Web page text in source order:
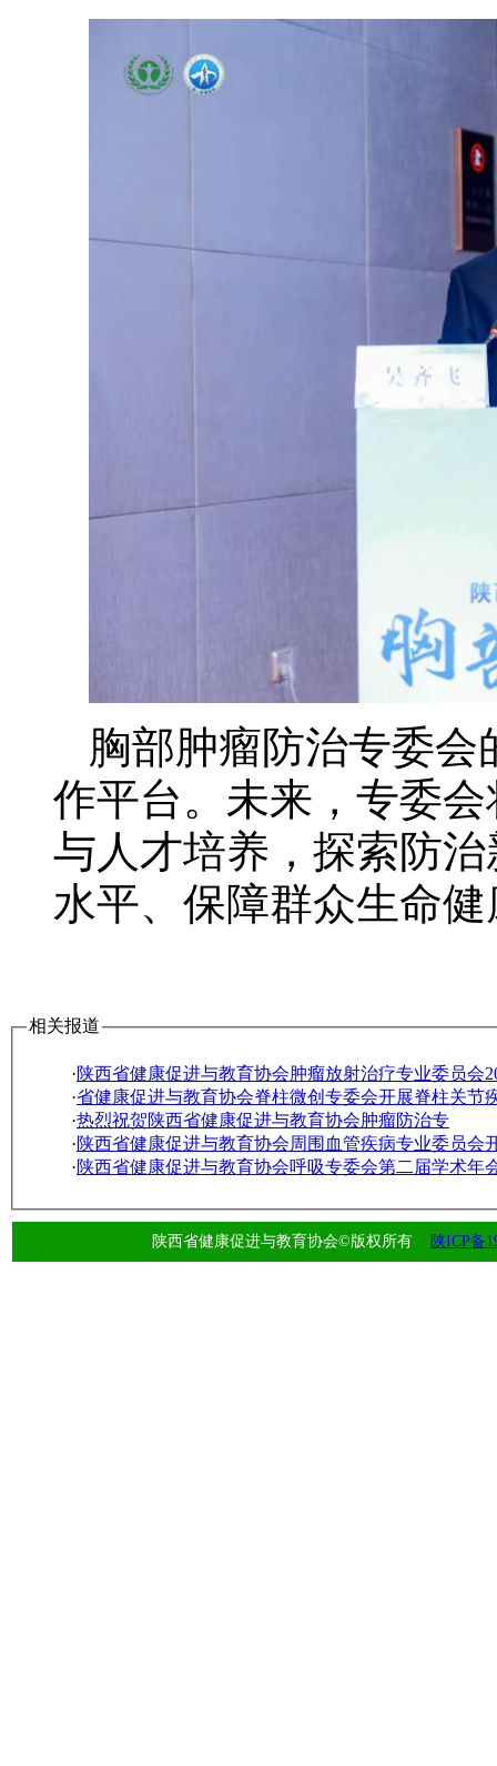
胸部肿瘤防治专委
作平台。未来，专委
与人才培养，探索防
水平、保障群众生命
相关报道
·陕西省健康促进与教育协会肿瘤放射治疗专业委员会
·省健康促进与教育协会脊柱微创专委会开展脊柱关节
·热烈祝贺陕西省健康促进与教育协会肿瘤防治专
·陕西省健康促进与教育协会周围血管疾病专业委员会
·陕西省健康促进与教育协会呼吸专委会第二届学术年
陕西省健康促进与教育协会©版权所有 陕ICP备